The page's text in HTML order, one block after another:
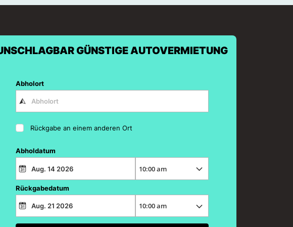
GÜNSTIGE AUTOVERMIETUNG
Abholort
Rückgabe an einem anderen Ort
Abholdatum
Rückgabedatum